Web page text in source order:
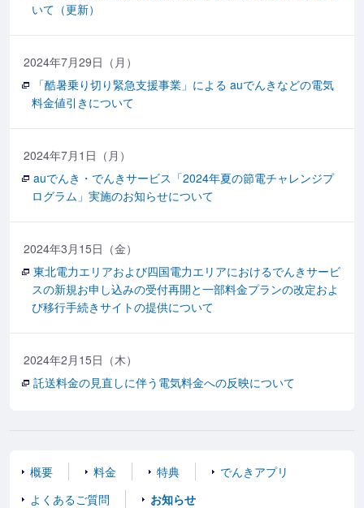
いて（更新）
2024年7月29日（月）
「酷暑乗り切り緊急支援事業」による auでんきなどの電気
料金値引きについて
2024年7月1日（月）
auでんき・でんきサービス「2024年夏の節電チャレンジプ
ログラム」実施のお知らせについて
2024年3月15日（金）
東北電力エリアおよび四国電力エリアにおけるでんきサービ
スの新規お申し込みの受付再開と一部料金プランの改定およ
び移行手続きサイトの提供について
2024年2月15日（木）
託送料金の見直しに伴う電気料金への反映について
概要 料金 特典
でんきアプリ
よくあるご質問
お知らせ